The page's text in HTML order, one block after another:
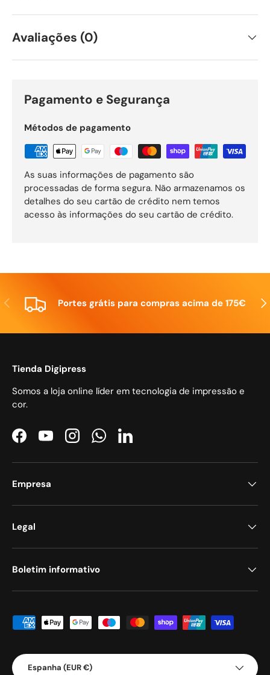
Avaliações (0)
Pagamento e Segurança
Métodos de pagamento
As suas informações de pagamento são
processadas de forma segura. Não armazenamos os
detalhes do seu cartão de crédito nem temos
acesso às informações do seu cartão de crédito.
Anterior Portes grátis para compras acima de 175€
Tienda Digipress
Somos a loja online líder em tecnologia de impressão e
cor.
FacebookYouTubeInstagramWhatsAppLinkedIn
Empresa
Legal
Boletim informativo
Métodos de pagamento aceites
País/Região
Espanha (EUR €)